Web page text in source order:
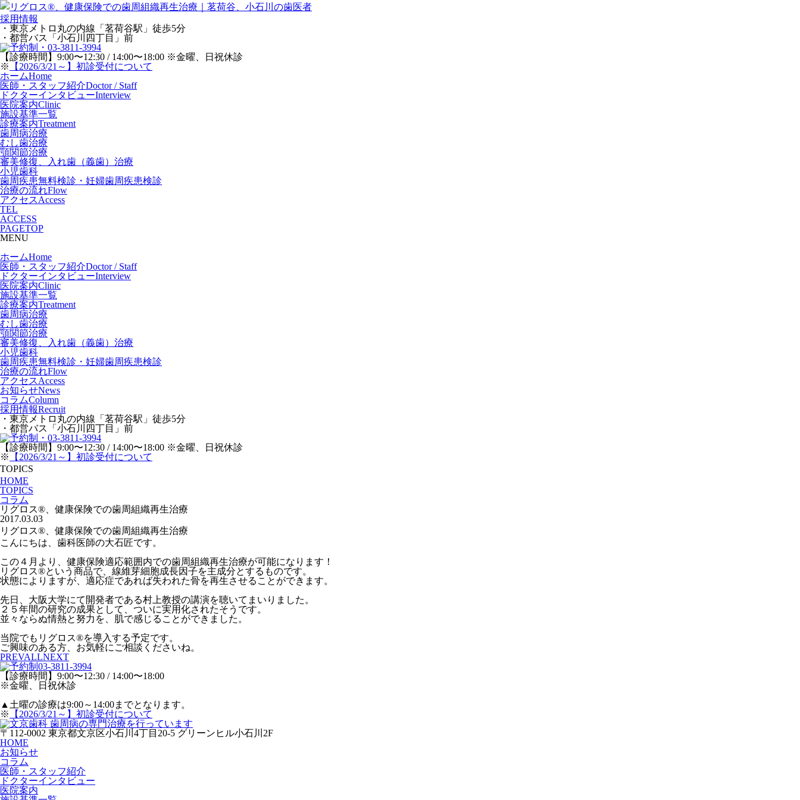
採用情報
・東京メトロ丸の内線「茗荷谷駅」徒歩5分
・都営バス「小石川四丁目」前
【診療時間】9:00〜12:30 / 14:00〜18:00 ※金曜、日祝休診
※
【2026/3/21～】初診受付について
ホームHome
医師・スタッフ紹介Doctor / Staff
ドクターインタビューInterview
医院案内Clinic
施設基準一覧
診療案内Treatment
歯周病治療
むし歯治療
顎関節治療
審美修復、入れ歯（義歯）治療
小児歯科
歯周疾患無料検診・妊婦歯周疾患検診
治療の流れFlow
アクセスAccess
TEL
ACCESS
PAGETOP
MENU
ホームHome
医師・スタッフ紹介Doctor / Staff
ドクターインタビューInterview
医院案内Clinic
施設基準一覧
診療案内Treatment
歯周病治療
むし歯治療
顎関節治療
審美修復、入れ歯（義歯）治療
小児歯科
歯周疾患無料検診・妊婦歯周疾患検診
治療の流れFlow
アクセスAccess
お知らせNews
コラムColumn
採用情報Recruit
・東京メトロ丸の内線「茗荷谷駅」徒歩5分
・都営バス「小石川四丁目」前
【診療時間】9:00〜12:30 / 14:00〜18:00 ※金曜、日祝休診
※
【2026/3/21～】初診受付について
TOPICS
HOME
TOPICS
コラム
リグロス®、健康保険での歯周組織再生治療
2017.03.03
リグロス®、健康保険での歯周組織再生治療
こんにちは、歯科医師の大石匠です。
この４月より、健康保険適応範囲内での歯周組織再生治療が可能になります！
リグロス®という商品で、線維芽細胞成長因子を主成分とするものです。
状態によりますが、適応症であれば失われた骨を再生させることができます。
先日、大阪大学にて開発者である村上教授の講演を聴いてまいりました。
２５年間の研究の成果として、ついに実用化されたそうです。
並々ならぬ情熱と努力を、肌で感じることができました。
当院でもリグロス®を導入する予定です。
ご興味のある方、お気軽にご相談くださいね。
PREVALLNEXT
【診療時間】9:00〜12:30 / 14:00〜18:00
※金曜、日祝休診
▲ 土曜の診療は9:00～14:00までとなります。
※
【2026/3/21～】初診受付について
〒112-0002 東京都文京区小石川4丁目20-5 グリーンヒル小石川2F
HOME
お知らせ
コラム
医師・スタッフ紹介
ドクターインタビュー
医院案内